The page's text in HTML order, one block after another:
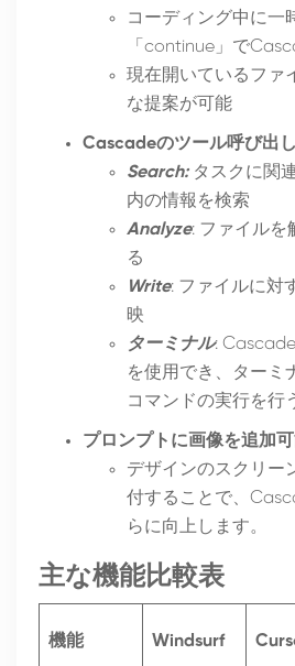
コーディング中に一
「continue」で
現在開いているファ
な提案が可能
Cascadeのツール呼び出
Search:タスクに関
内の情報を検索
Analyze: ファイルを
る
Write: ファイルに対
映
ターミナル:
を使用でき、ターミ
コマンドの実行を行
プロンプトに画像を追加
デザインのスクリー
付することで、
らに向上します。
主な機能比較表
機能 Windsurf